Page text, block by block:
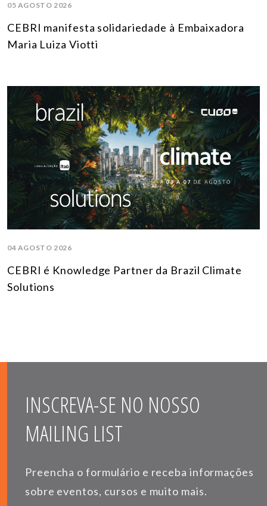
05 AGOSTO 2026
CEBRI manifesta solidariedade à Embaixadora
Maria Luiza Viotti
04 AGOSTO 2026
CEBRI é Knowledge Partner da Brazil Climate
Solutions
INSCREVA-SE NO NOSSO
MAILING LIST
Preencha o formulário e receba informações
sobre eventos, cursos e muito mais.